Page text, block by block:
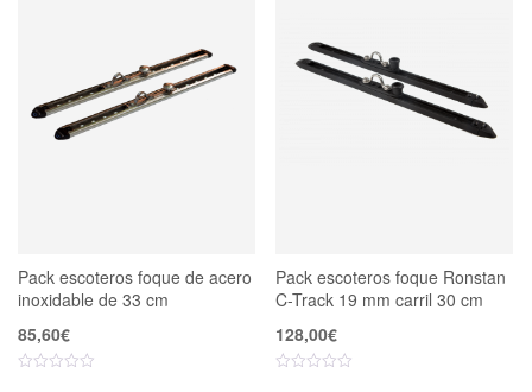
Pack escoteros foque de acero
inoxidable de 33 cm
85,60€
Pack escoteros foque Ronstan
C-Track 19 mm carril 30 cm
128,00€